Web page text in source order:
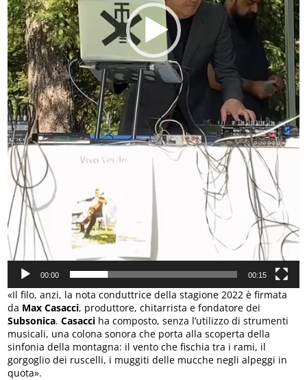
00:00 00:15
«Il filo, anzi, la nota conduttrice della stagione 2022 è firmata
da Max Casacci, produttore, chitarrista e fondatore dei
Subsonica.Casacci ha composto, senza l’utilizzo di strumenti
musicali, una colona sonora che porta alla scoperta della
sinfonia della montagna: il vento che fischia tra i rami, il
gorgoglio dei ruscelli, i muggiti delle mucche negli alpeggi in
quota».